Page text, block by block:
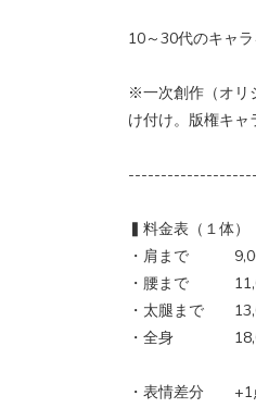
10～30代のキャラ
※一次創作（オリ
け付け。版権キャ
▍料金表（１体）
・肩まで
・腰まで
・太腿まで
・全身
・表情差分 +1